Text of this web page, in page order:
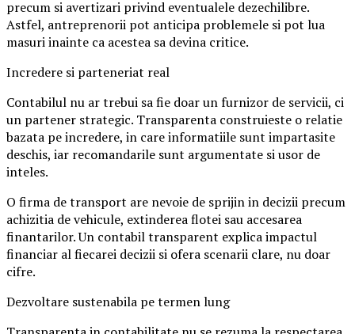
precum si avertizari privind eventualele dezechilibre.
Astfel, antreprenorii pot anticipa problemele si pot lua
masuri inainte ca acestea sa devina critice.
Incredere si parteneriat real
Contabilul nu ar trebui sa fie doar un furnizor de servicii, ci
un partener strategic. Transparenta construieste o relatie
bazata pe incredere, in care informatiile sunt impartasite
deschis, iar recomandarile sunt argumentate si usor de
inteles.
O firma de transport are nevoie de sprijin in decizii precum
achizitia de vehicule, extinderea flotei sau accesarea
finantarilor. Un contabil transparent explica impactul
financiar al fiecarei decizii si ofera scenarii clare, nu doar
cifre.
Dezvoltare sustenabila pe termen lung